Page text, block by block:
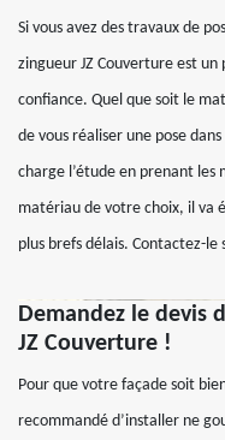
Si vous avez des travaux de
zingueur JZ Couverture est
confiance. Quel que soit le
de vous réaliser une pose
charge l’étude en prenant les
matériau de votre choix, il va
plus brefs délais. Contactez-le
Demandez le devis
JZ Couverture !
Pour que votre façade soit
recommandé d’installer ne